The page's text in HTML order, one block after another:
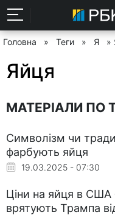
Головна » Теги » Я »
Яйця
МАТЕРІАЛИ ПО
Символізм чи
фарбують яйця
19.03.2025 - 07:30
Ціни на яйця в США
врятують Трампа